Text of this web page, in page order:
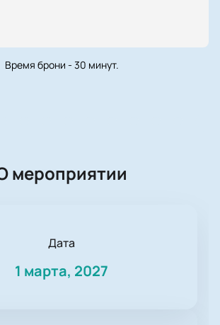
Время брони - 30 минут.
мероприятии
Дата
1 марта, 2027